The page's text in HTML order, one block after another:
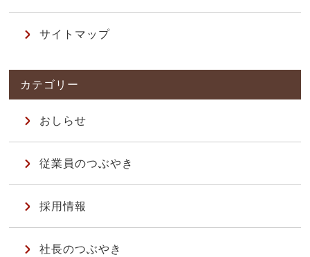
サイトマップ
おしらせ
従業員のつぶやき
採用情報
社長のつぶやき